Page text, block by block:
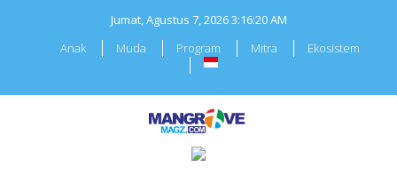
Jumat, Agustus 7, 20263:16:21 AM
Anak
Muda Program Mitra Ekosistem